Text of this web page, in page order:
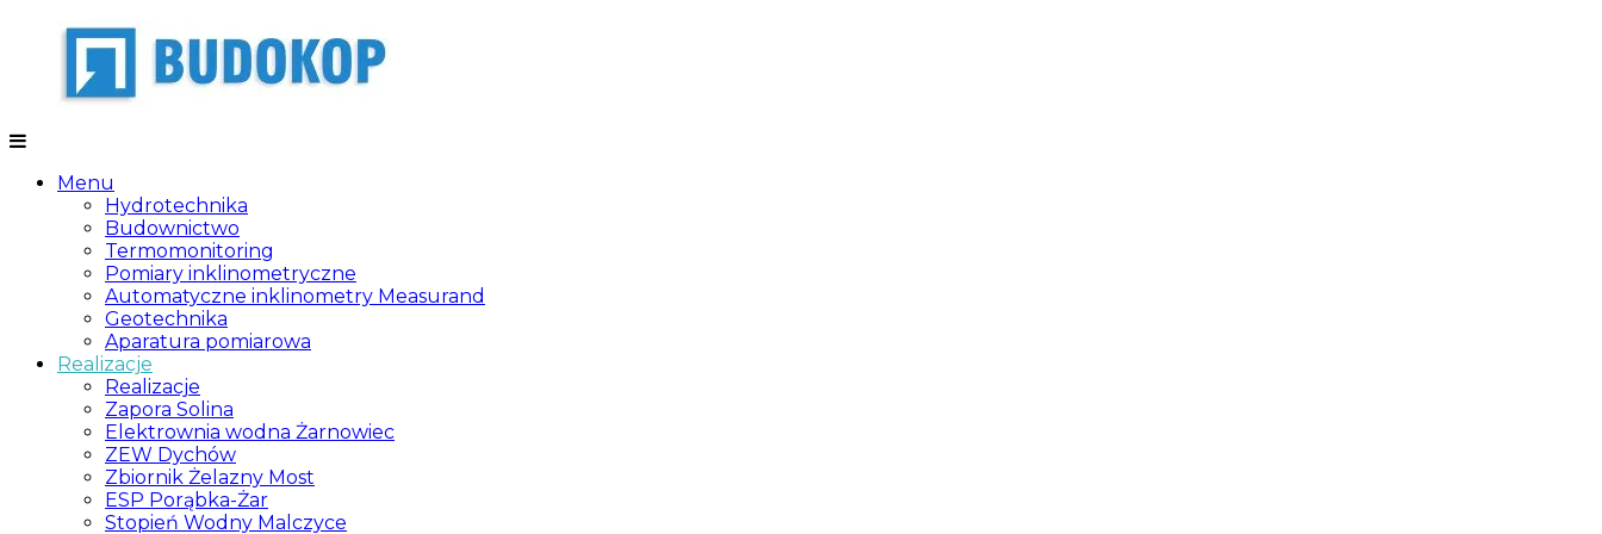
projektowo-
produkcyjno-
usługowo-
handlowy
Menu
Hydrotechnika
Budownictwo
Termomonitoring
Pomiary inklinometryczne
Automatyczne inklinometry Measurand
Geotechnika
Aparatura pomiarowa
Realizacje
Realizacje
Zapora Solina
Elektrownia wodna Żarnowiec
ZEW Dychów
Zbiornik Żelazny Most
ESP Porąbka-Żar
Stopień Wodny Malczyce